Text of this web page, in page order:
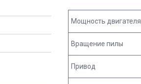
Мощность двигателя
Вращение пилы
Привод